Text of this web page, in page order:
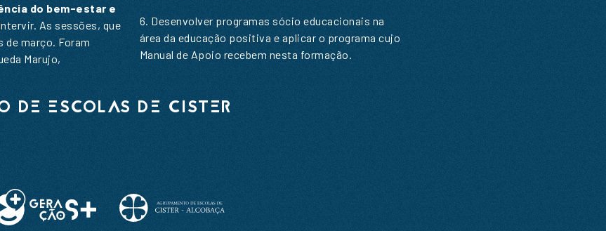
do bem-estar e
As sessões, que
de março. Foram
Marujo,
6. Desenvolver programas sócio educacionais na
área da educação positiva e aplicar o programa cujo
Manual de Apoio recebem nesta formação.
DE ESCOLAS DE CISTER
*